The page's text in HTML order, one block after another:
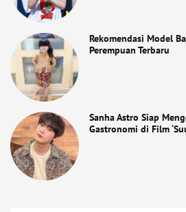
Rekomendasi Model
Perempuan Terbaru
Sanha Astro Siap
Gastronomi di Film